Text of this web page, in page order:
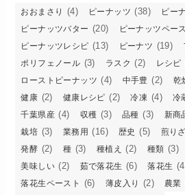
おおまさり (4) ピーナッツ (38) ピー
ピーナッツバター (20) ピーナッツペー
ピーナッツレシピ (13) ピーナツ (19)
ポリフェノール (3) ラスク (2) レシピ
ローストピーナッツ (4) 中手豊 (2) 乾
健康 (2) 健康レシピ (2) 冷凍 (4) 冷
千葉県産 (4) 収穫 (3) 品種 (3) 新商
栽培 (3) 業務用 (16) 歴史 (5) 煎り
発酵 (2) 種 (3) 種植え (2) 種類 (3)
美味しい (2) 茹で落花生 (6) 落花生
落花生ペースト (6) 薄皮入り (2) 農業